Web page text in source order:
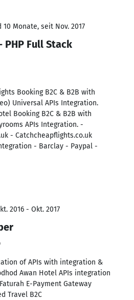
10 Monate, seit Nov. 2017
Full Stack
Booking B2C & B2B with
Universal APIs Integration.
Booking B2C & B2B with
APIs Integration. -
- Catchcheapflights.co.uk
- Barclay - Paypal -
2016 - Okt. 2017
of APIs with integration &
Awan Hotel APIs integration
E-Payment Gateway
Travel B2C